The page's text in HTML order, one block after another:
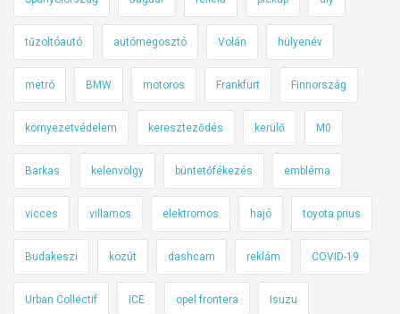
k
a
r
tűzoltóautó autómegosztó Volán hülyenév
metró BMW motoros Frankfurt Finnország
környezetvédelem kereszteződés kerülő M0
Barkas kelenvölgy büntetőfékezés embléma
vicces villamos elektromos hajó toyota prius
Budakeszi közút dashcam reklám COVID-19
Urban Collëctif ICE opel frontera Isuzu